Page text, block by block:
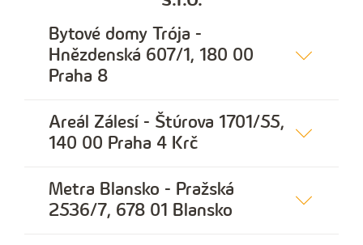
Bytové domy Trója -
Hnězdenská 607/1, 180 00
Praha 8
Areál Zálesí - Štúrova 1701/55,
140 00 Praha 4 Krč
Metra Blansko - Pražská
2536/7, 678 01 Blansko